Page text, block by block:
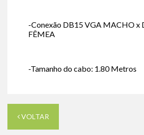
-Conexão DB15 VGA MACHO x
FÊMEA
-Tamanho do cabo: 1.80 Metros
VOLTAR